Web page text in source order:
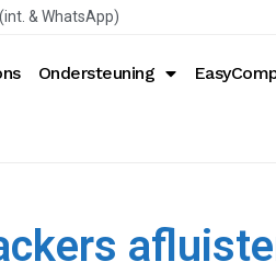
& WhatsApp)
Ondersteuning